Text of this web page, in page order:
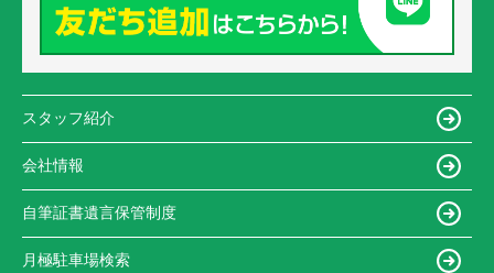
スタッフ紹介
会社情報
自筆証書遺言保管制度
月極駐車場検索